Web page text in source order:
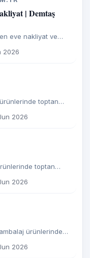
| Demtaş
eve nakliyat ve
olarak şehiriçi ve
2026
toptan
ve hızlı üretim
alın.
2026
toptan
ve hızlı üretim
alın.
2026
ürünlerinde
stres topu ve
hizmet En
2026